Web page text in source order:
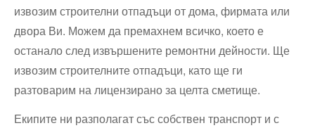
извозим строителни отпадъци от дома, фирмата или
двора Ви. Можем да премахнем всичко, което е
останало след извършените ремонтни дейности. Ще
извозим строителните отпадъци, като ще ги
разтоварим на лицензирано за целта сметище.
Екипите ни разполагат със собствен транспорт и с